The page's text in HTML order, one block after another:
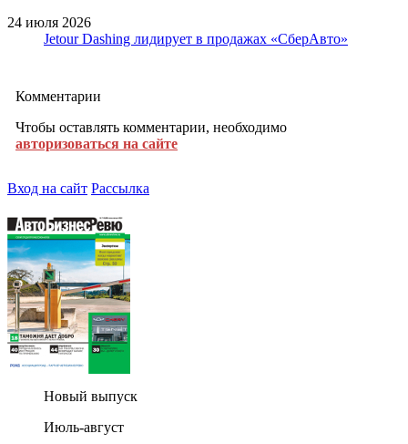
24 июля 2026
Jetour Dashing лидирует в продажах «СберАвто»
Комментарии
Чтобы оставлять комментарии, необходимо
авторизоваться на сайте
Вход на сайт Рассылка
Новый выпуск
Июль-август